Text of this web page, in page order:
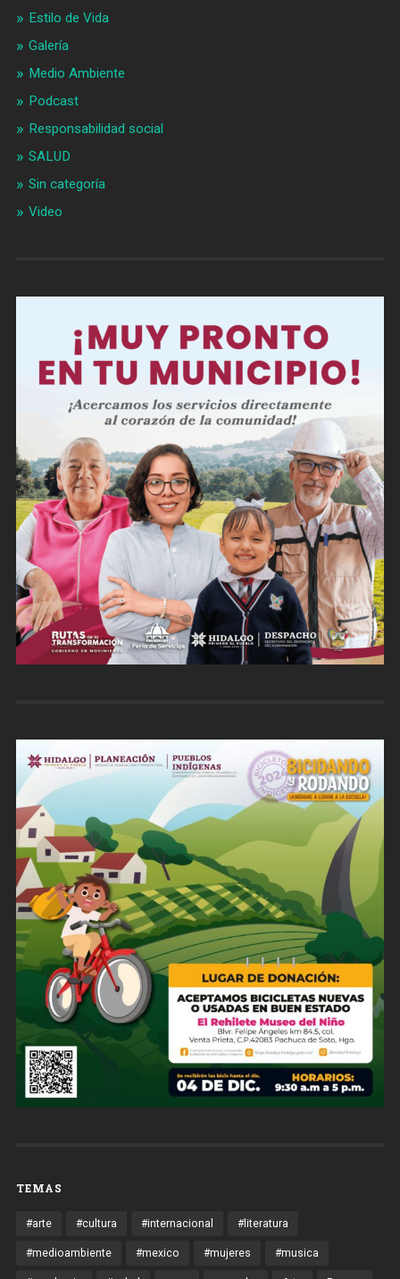
Estilo de Vida
Galería
Medio Ambiente
Podcast
Responsabilidad social
SALUD
Sin categoría
Video
TEMAS
#arte #cultura #internacional #literatura
#medioambiente #mexico #mujeres #musica